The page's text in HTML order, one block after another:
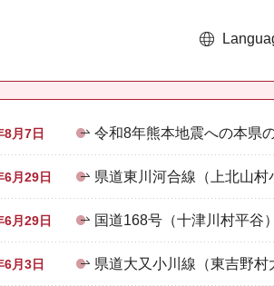
8月7日 令和8年熊本地震への本県
6月29日 県道東川河合線（上北山
6月29日 国道168号（十津川村平谷
6月3日 県道大又小川線（東吉野